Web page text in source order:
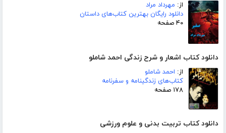
از: مهرداد مراد
دانلود رایگان بهترین کتاب‌های داستان
۴۰ صفحه
دانلود کتاب اشعار و شرح زندگی احمد شاملو
از: احمد شاملو
کتاب‌های زندگینامه و سفرنامه
۱۷۸ صفحه
دانلود کتاب تربیت بدنی و علوم ورزشی